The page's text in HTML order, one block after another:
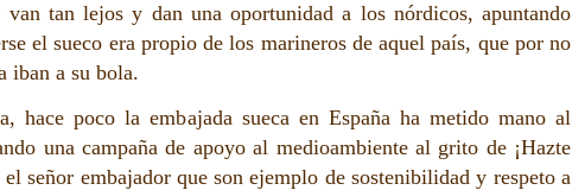
van tan lejos y dan una oportunidad a los nórdicos, apuntando
el sueco era propio de los marineros de aquel país, que por no
iban a su bola.
hace poco la embajada sueca en España ha metido mano al
una campaña de apoyo al medioambiente al grito de ¡Hazte
señor embajador que son ejemplo de sostenibilidad y respeto a